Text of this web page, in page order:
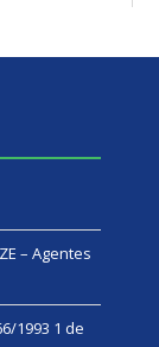
– Agentes
1993 1 de